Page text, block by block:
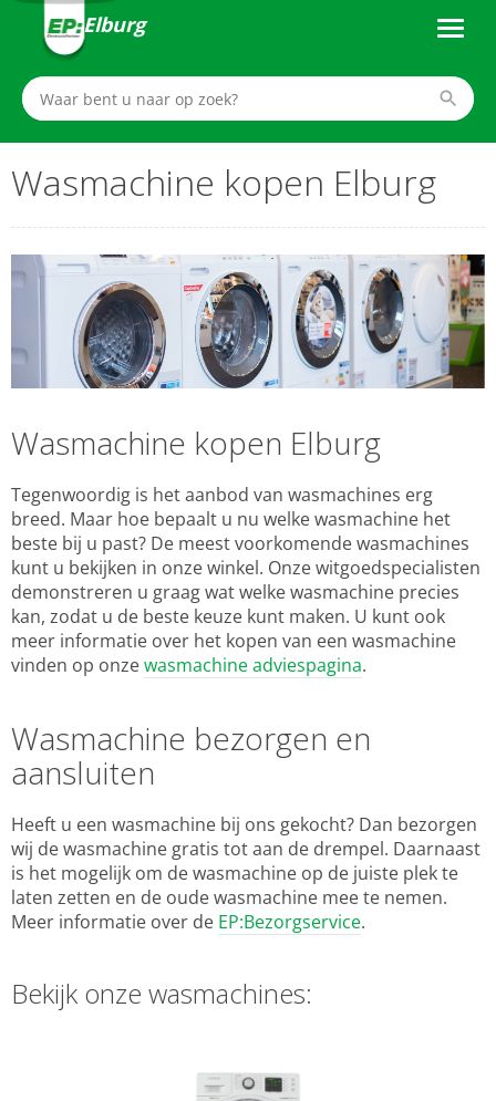
Elburg
Wasmachine kopen Elburg
Wasmachine kopen Elburg
Tegenwoordig is het aanbod van wasmachines erg
breed. Maar hoe bepaalt u nu welke wasmachine het
beste bij u past? De meest voorkomende wasmachines
kunt u bekijken in onze winkel. Onze witgoedspecialisten
demonstreren u graag wat welke wasmachine precies
kan, zodat u de beste keuze kunt maken. U kunt ook
meer informatie over het kopen van een wasmachine
vinden op onzewasmachine adviespagina.
Wasmachine bezorgen en
aansluiten
Heeft u een wasmachine bij ons gekocht? Dan bezorgen
wij de wasmachine gratis tot aan de drempel. Daarnaast
is het mogelijk om de wasmachine op de juiste plek te
laten zetten en de oude wasmachine mee te nemen.
Meer informatie over de EP:Bezorgservice.
Bekijk onze wasmachines: